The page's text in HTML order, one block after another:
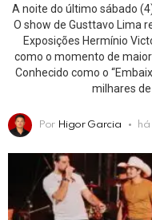
A noite do último sábado
O show de Gusttavo Lima
Exposições Hermínio
como o momento de
Conhecido como o
milhares
Por Higor Garcia há